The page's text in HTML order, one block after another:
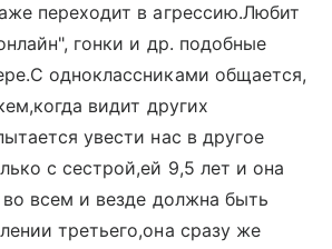
переходит в агрессию.Любит
гонки и др. подобные
одноклассниками общается,
видит других
увести нас в другое
с сестрой,ей 9,5 лет и она
всем и везде должна быть
третьего,она сразу же